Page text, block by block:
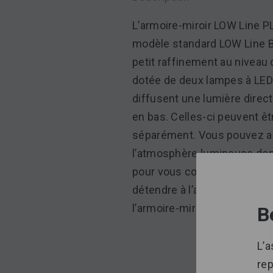
L’armoire-miroir LOW Line
modèle standard LOW Line
petit raffinement au niveau
dotée de deux lampes à
diffusent une lumière
en bas. Celles-ci peuvent
séparément. Vous pouvez
l’atmosphère lumineuse
pour vous coiffer, vous
détendre à l’aide du clavier
l’armoire-miroir.